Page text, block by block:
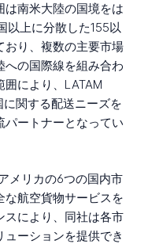
は南米大陸の国境をは
以上に分散した155以
おり、複数の主要市場
への国際線を組み合わ
により、LATAM
関する配送ニーズを
ートナーとなってい
メリカの6つの国内市
航空貨物サービスを
スにより、同社は各市
ーションを提供でき